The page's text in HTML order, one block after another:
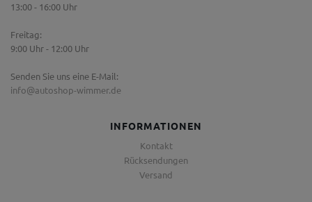
13:00 - 16:00 Uhr
Freitag:
9:00 Uhr - 12:00 Uhr
Senden Sie uns eine E-Mail:
info@autoshop-wimmer.de
INFORMATIONEN
Kontakt
Rücksendungen
Versand